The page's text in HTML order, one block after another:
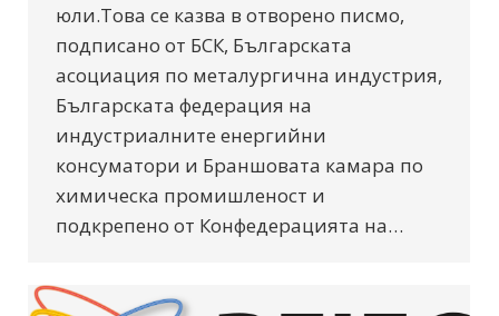
юли.Това се казва в отворено писмо,
подписано от БСК, Българската
асоциация по металургична индустрия,
Българската федерация на
индустриалните енергийни
консуматори и Браншовата камара по
химическа промишленост и
подкрепено от Конфедерацията на…